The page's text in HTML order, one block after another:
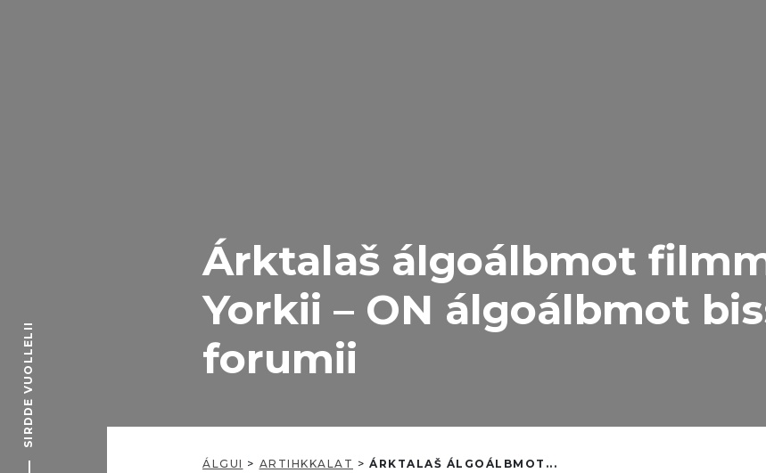
SIRDDE VUOLLELII
Árktalaš álgoálbmot
Yorkii – ON álgoálbmot
forumii
ÁLGUI > ARTIHKKALAT > ÁRKTALAŠ ÁLGOÁLBMOT...